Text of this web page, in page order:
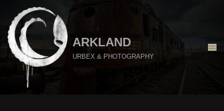
Aller
au
contenu
ARKLAND
URBEX & PHOTOGRAPHY